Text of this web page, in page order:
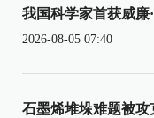
我国科学家首获威廉
2026-08-05 07:40
石墨烯堆垛难题被